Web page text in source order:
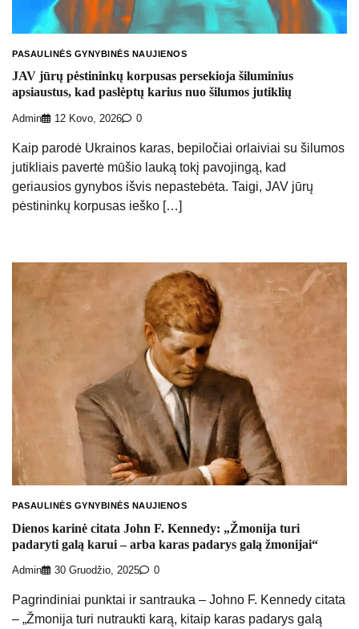
PASAULINĖS GYNYBINĖS NAUJIENOS
JAV jūrų pėstininkų korpusas persekioja šiluminius
apsiaustus, kad paslėptų karius nuo šilumos jutiklių
Admin 12 Kovo, 2026 0
Kaip parodė Ukrainos karas, bepiločiai orlaiviai su šilumos
jutikliais pavertė mūšio lauką tokį pavojingą, kad
geriausios gynybos išvis nepastebėta. Taigi, JAV jūrų
pėstininkų korpusas ieško […]
PASAULINĖS GYNYBINĖS NAUJIENOS
Dienos karinė citata John F. Kennedy: „Žmonija turi
padaryti galą karui – arba karas padarys galą žmonijai“
Admin 30 Gruodžio, 2025 0
Pagrindiniai punktai ir santrauka – Johno F. Kennedy citata
– „Žmonija turi nutraukti karą, kitaip karas padarys galą